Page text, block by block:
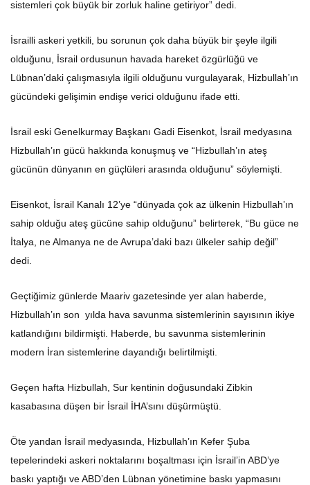
sistemleri çok büyük bir zorluk haline getiriyor” dedi.
İsrailli askeri yetkili, bu sorunun çok daha büyük bir şeyle ilgili
olduğunu, İsrail ordusunun havada hareket özgürlüğü ve
Lübnan’daki çalışmasıyla ilgili olduğunu vurgulayarak, Hizbullah’ın
gücündeki gelişimin endişe verici olduğunu ifade etti.
İsrail eski Genelkurmay Başkanı Gadi Eisenkot, İsrail medyasına
Hizbullah’ın gücü hakkında konuşmuş ve “Hizbullah’ın ateş
gücünün dünyanın en güçlüleri arasında olduğunu” söylemişti.
Eisenkot, İsrail Kanalı 12’ye “dünyada çok az ülkenin Hizbullah’ın
sahip olduğu ateş gücüne sahip olduğunu” belirterek, “Bu güce ne
İtalya, ne Almanya ne de Avrupa’daki bazı ülkeler sahip değil”
dedi.
Geçtiğimiz günlerde Maariv gazetesinde yer alan haberde,
Hizbullah’ın son yılda hava savunma sistemlerinin sayısının ikiye
katlandığını bildirmişti. Haberde, bu savunma sistemlerinin
modern İran sistemlerine dayandığı belirtilmişti.
Geçen hafta Hizbullah, Sur kentinin doğusundaki Zibkin
kasabasına düşen bir İsrail İHA’sını düşürmüştü.
Öte yandan İsrail medyasında, Hizbullah’ın Kefer Şuba
tepelerindeki askeri noktalarını boşaltması için İsrail’in ABD’ye
baskı yaptığı ve ABD’den Lübnan yönetimine baskı yapmasını